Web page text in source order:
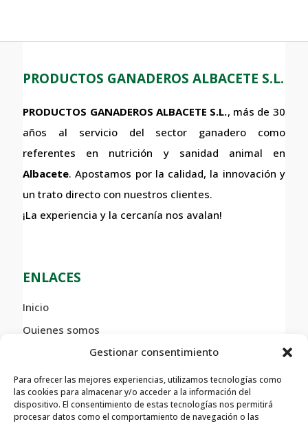
Gestionar consentimiento
Para ofrecer las mejores experiencias, utilizamos tecnologías como
las cookies para almacenar y/o acceder a la información del
dispositivo. El consentimiento de estas tecnologías nos permitirá
procesar datos como el comportamiento de navegación o las
PRODUCTOS GANADEROS ALBACETE S.L.
PRODUCTOS GANADEROS ALBACETE S.L., más de 30
años al servicio del sector ganadero como
referentes en nutrición y sanidad animal en
Albacete. Apostamos por la calidad, la innovación y
un trato directo con nuestros clientes.
¡La experiencia y la cercanía nos avalan!
ENLACES
Inicio
Quienes somos
Nuestros Servicios
Contacto